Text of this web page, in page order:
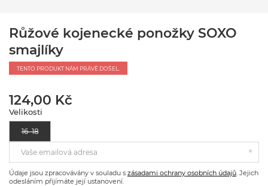
Růžové kojenecké ponožky SOXO
smajlíky
TENTO PRODUKT NÁM PRÁVĚ DOŠEL.
124,00 Kč
Velikosti
16–18
Vaše emailová adresa
Údaje jsou zpracovávány v souladu s zásadami ochrany osobních údajů . Jejich
odesláním přijímáte její ustanovení.